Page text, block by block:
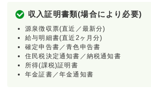
収入証明書類(場合により必要)
源泉徴収票(直近／最新分)
給与明細書(直近2ヶ月分)
確定申告書／青色申告書
住民税決定通知書／納税通知書
所得(課税)証明書
年金証書／年金通知書